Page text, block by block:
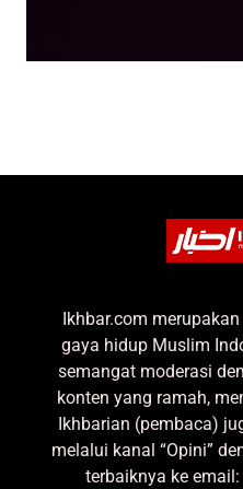
Ikhbar.com
gaya hidup Muslim
semangat moderasi
konten yang ramah,
Ikhbarian (pembaca)
melalui kanal “Opini”
terbaiknya ke